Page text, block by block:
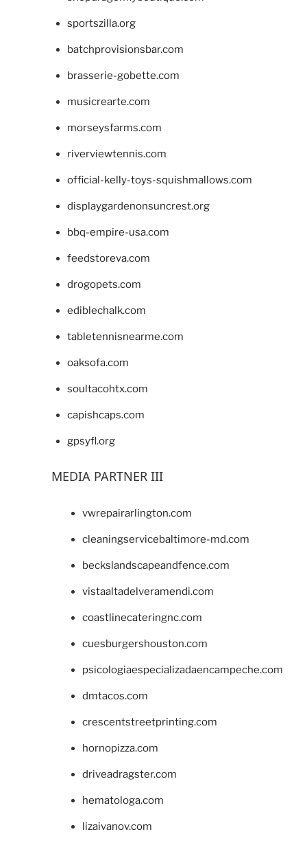
sportszilla.org
batchprovisionsbar.com
brasserie-gobette.com
musicrearte.com
morseysfarms.com
riverviewtennis.com
official-kelly-toys-squishmallows.com
displaygardenonsuncrest.org
bbq-empire-usa.com
feedstoreva.com
drogopets.com
ediblechalk.com
tabletennisnearme.com
oaksofa.com
soultacohtx.com
capishcaps.com
gpsyfl.org
MEDIA PARTNER III
vwrepairarlington.com
cleaningservicebaltimore-md.com
beckslandscapeandfence.com
vistaaltadelveramendi.com
coastlinecateringnc.com
cuesburgershouston.com
psicologiaespecializadaencampeche.com
dmtacos.com
crescentstreetprinting.com
hornopizza.com
driveadragster.com
hematologa.com
lizaivanov.com